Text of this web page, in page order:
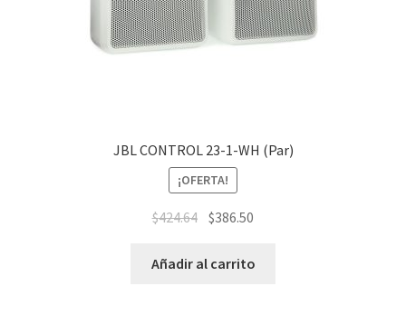
JBL CONTROL 23-1-WH (Par)
¡OFERTA!
$424.64 $386.50
Añadir al carrito